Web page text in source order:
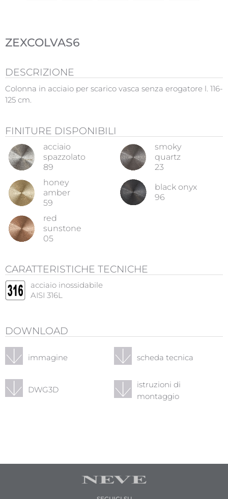
ZEXCOLVAS6
DESCRIZIONE
Colonna in acciaio per scarico vasca senza erogatore l. 116-
125 cm.
FINITURE DISPONIBILI
acciaio
spazzolato
89
smoky
quartz
23
honey
amber
59
black onyx
96
red
sunstone
05
CARATTERISTICHE TECNICHE
acciaio inossidabile
AISI 316L
DOWNLOAD
immagine scheda tecnica
DWG3D
istruzioni di
montaggio